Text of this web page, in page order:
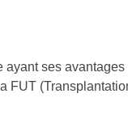
ses
FUT